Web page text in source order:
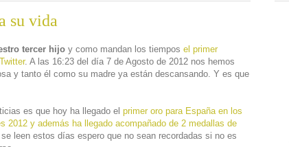
su vida
tercer hijo y como mandan los tiempos el primer
. A las 16:23 del día 7 de Agosto de 2012 nos hemos
y tanto él como su madre ya están descansando. Y es que
es que hoy ha llegado el primer oro para España en los
2012 y además ha llegado acompañado de 2 medallas de
leen estos días espero que no sean recordadas si no es